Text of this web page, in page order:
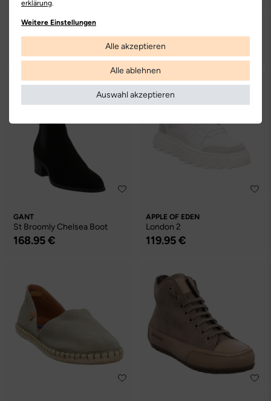
PAUL GREEN
8271 5000016042
177.95 €
GANT
St Broomly Chelsea Boot
168.95 €
APPLE OF EDEN
London 2
119.95 €
erklärung.
Weitere Einstellungen
Alle akzeptieren
Alle ablehnen
Auswahl akzeptieren